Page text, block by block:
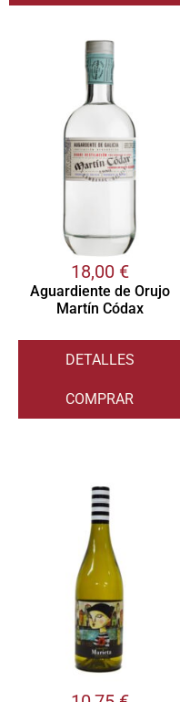
18,00 €
Aguardiente de Orujo
Martín Códax
DETALLES
COMPRAR